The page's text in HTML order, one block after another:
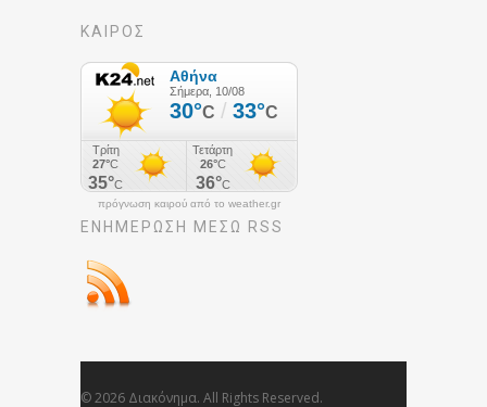
ΚΑΙΡΟΣ
πρόγνωση καιρού από το weather.gr
ΕΝΗΜΈΡΩΣΉ ΜΕΣΩ RSS
© 2026 Διακόνημα. All Rights Reserved.